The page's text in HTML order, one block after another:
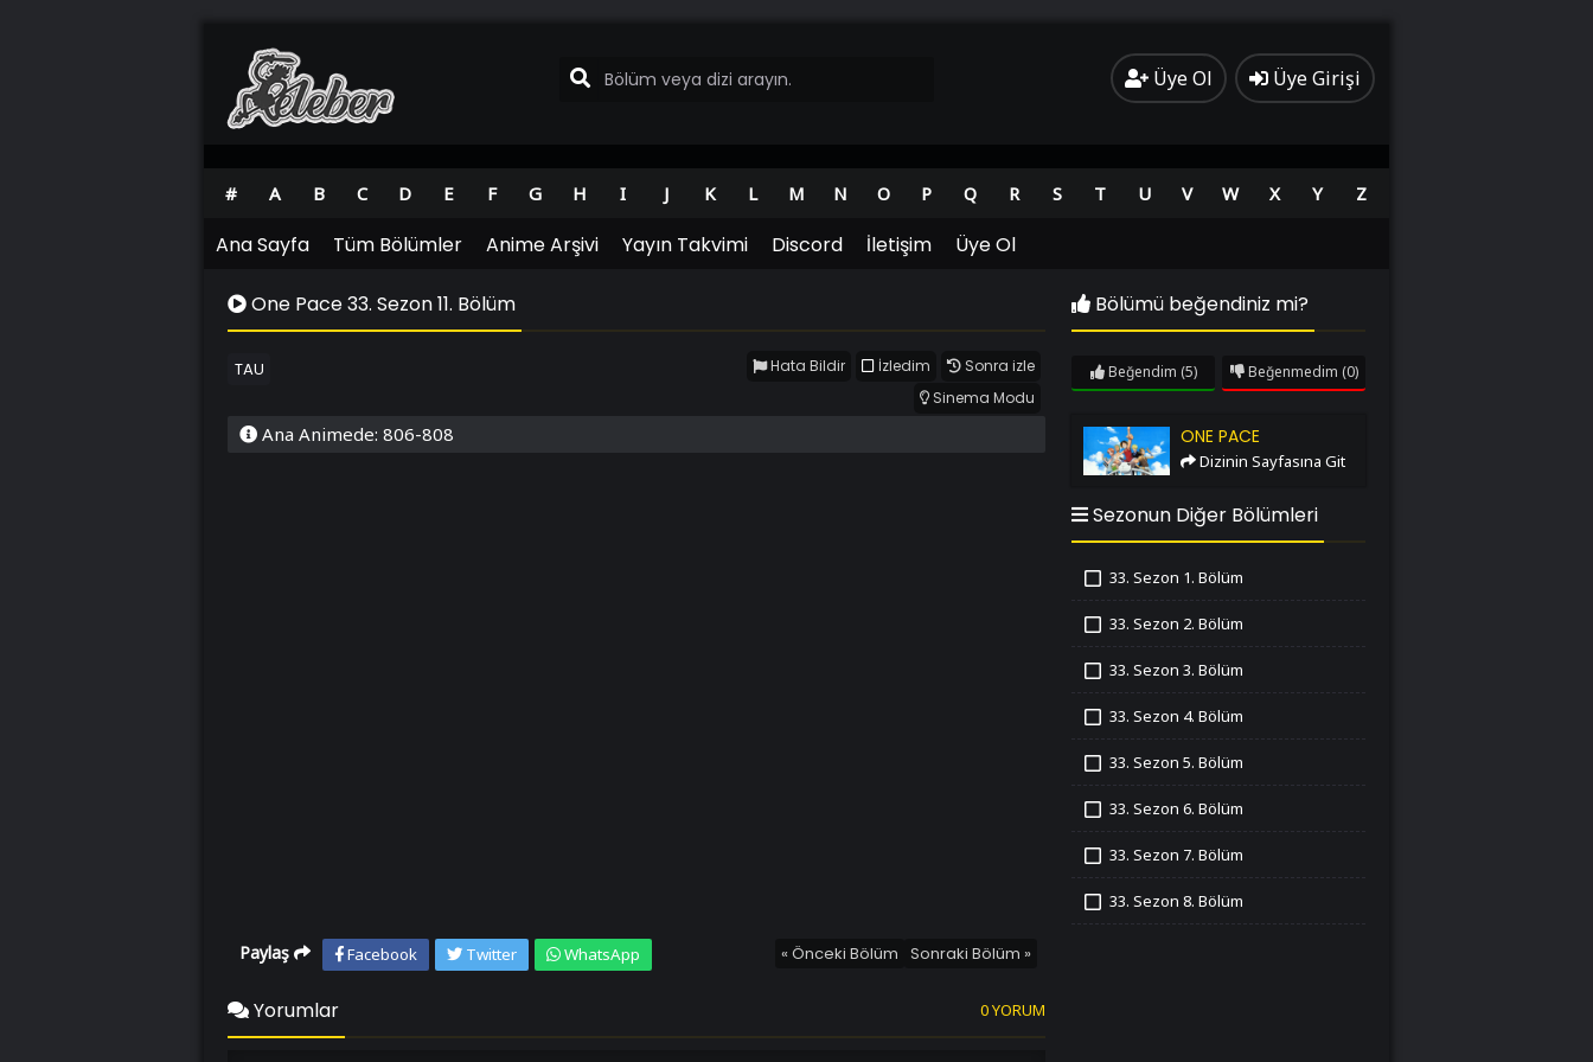
Üye Ol Üye Girişi
# A B C D E F G H I J K L M N O P Q R S T U V W X Y Z
Ana Sayfa Tüm Bölümler Anime Arşivi Yayın Takvimi Discord İletişim Üye Ol
One Pace 33. Sezon 11. Bölüm
TAU Sonra izle
İzledim
Hata Bildir
Sinema Modu
Ana Animede: 806-808
Paylaş Facebook Twitter WhatsApp « Önceki Bölüm Sonraki Bölüm »
Bölümü beğendiniz mi?
Beğendim (5) Beğenmedim (0)
One Pace ONE PACE
Dizinin Sayfasına Git
Sezonun Diğer Bölümleri
33. Sezon 1. Bölüm
33. Sezon 2. Bölüm
33. Sezon 3. Bölüm
33. Sezon 4. Bölüm
33. Sezon 5. Bölüm
33. Sezon 6. Bölüm
33. Sezon 7. Bölüm
33. Sezon 8. Bölüm
Yorumlar 0 YORUM